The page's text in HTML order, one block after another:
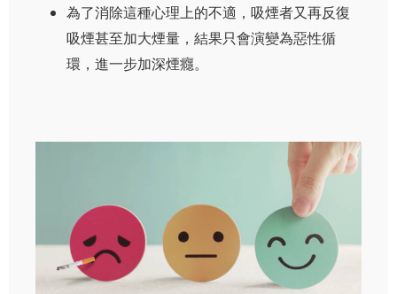
為了消除這種心理上的不適，吸煙者又再反復
吸煙甚至加大煙量，結果只會演變為惡性循
環，進一步加深煙癮。